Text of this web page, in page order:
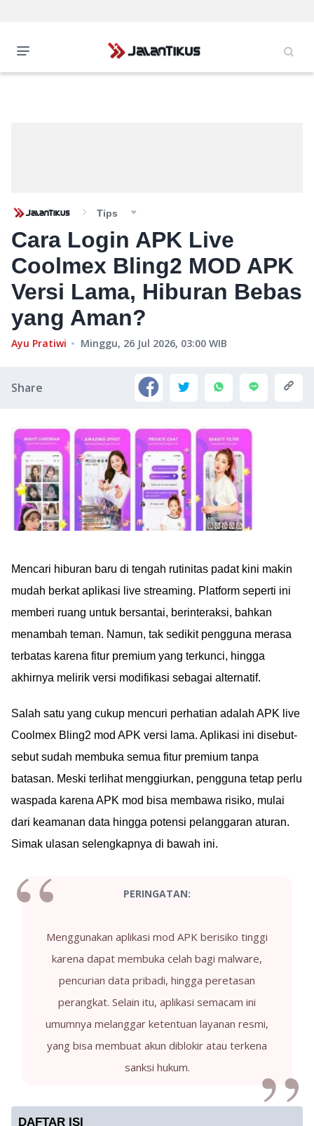
Tips
Cara Login APK Live
Coolmex Bling2 MOD APK
Versi Lama, Hiburan Bebas
yang Aman?
Ayu Pratiwi Minggu, 26 Jul 2026, 03:00 WIB
Share
Mencari hiburan baru di tengah rutinitas padat kini makin
mudah berkat aplikasi live streaming. Platform seperti ini
memberi ruang untuk bersantai, berinteraksi, bahkan
menambah teman. Namun, tak sedikit pengguna merasa
terbatas karena fitur premium yang terkunci, hingga
akhirnya melirik versi modifikasi sebagai alternatif.
Salah satu yang cukup mencuri perhatian adalah APK live
Coolmex Bling2 mod APK versi lama. Aplikasi ini disebut-
sebut sudah membuka semua fitur premium tanpa
batasan. Meski terlihat menggiurkan, pengguna tetap perlu
waspada karena APK mod bisa membawa risiko, mulai
dari keamanan data hingga potensi pelanggaran aturan.
Simak ulasan selengkapnya di bawah ini.
PERINGATAN:
Menggunakan aplikasi mod APK berisiko tinggi
karena dapat membuka celah bagi malware,
pencurian data pribadi, hingga peretasan
perangkat. Selain itu, aplikasi semacam ini
umumnya melanggar ketentuan layanan resmi,
yang bisa membuat akun diblokir atau terkena
sanksi hukum.
DAFTAR ISI